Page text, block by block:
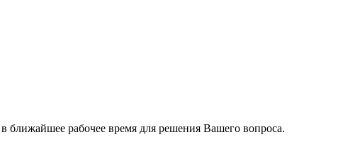
рабочее время для решения Вашего вопроса.